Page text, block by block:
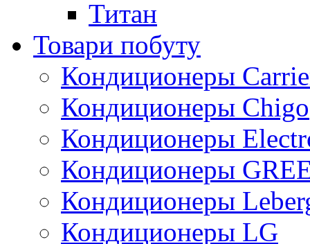
Титан
Товари побуту
Кондиционеры
Кондиционеры Chigo
Кондиционеры
Кондиционеры
Кондиционеры
Кондиционеры LG